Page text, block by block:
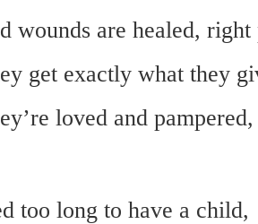
wounds are healed, right
get exactly what they
loved and
too long to have a child,